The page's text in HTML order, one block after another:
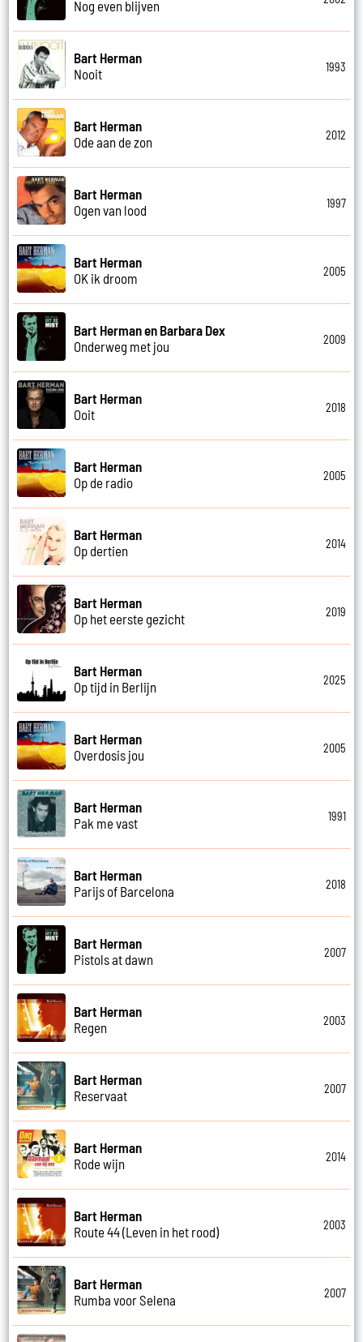
Nog even blijven
Bart Herman
Nooit
1993
Bart Herman
Ode aan de zon
2012
Bart Herman
Ogen van lood
1997
Bart Herman
OK ik droom
2005
Bart Herman en Barbara Dex
Onderweg met jou
2009
Bart Herman
Ooit
2018
Bart Herman
Op de radio
2005
Bart Herman
Op dertien
2014
Bart Herman
Op het eerste gezicht
2019
Bart Herman
Op tijd in Berlijn
2025
Bart Herman
Overdosis jou
2005
Bart Herman
Pak me vast
1991
Bart Herman
Parijs of Barcelona
2018
Bart Herman
Pistols at dawn
2007
Bart Herman
Regen
2003
Bart Herman
Reservaat
2007
Bart Herman
Rode wijn
2014
Bart Herman
Route 44 (Leven in het rood)
2003
Bart Herman
Rumba voor Selena
2007